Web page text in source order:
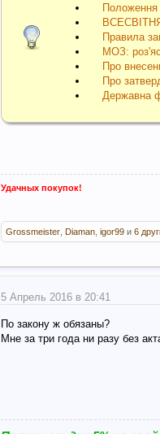
Положення
Правила
МОЗ:
Про
Про
Державна
Удачных покупок!
Grossmeister Diaman ,igor99 и6
5 Апрель 2016 в 20:41
По закону ж обязаны?
Мне за три года ни разу без